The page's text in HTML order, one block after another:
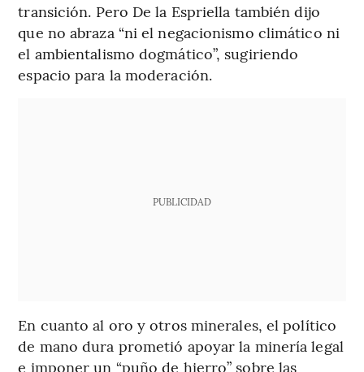
transición. Pero De la Espriella también dijo
que no abraza “ni el negacionismo climático ni
el ambientalismo dogmático”, sugiriendo
espacio para la moderación.
PUBLICIDAD
En cuanto al oro y otros minerales, el político
de mano dura prometió apoyar la minería legal
e imponer un “puño de hierro” sobre las